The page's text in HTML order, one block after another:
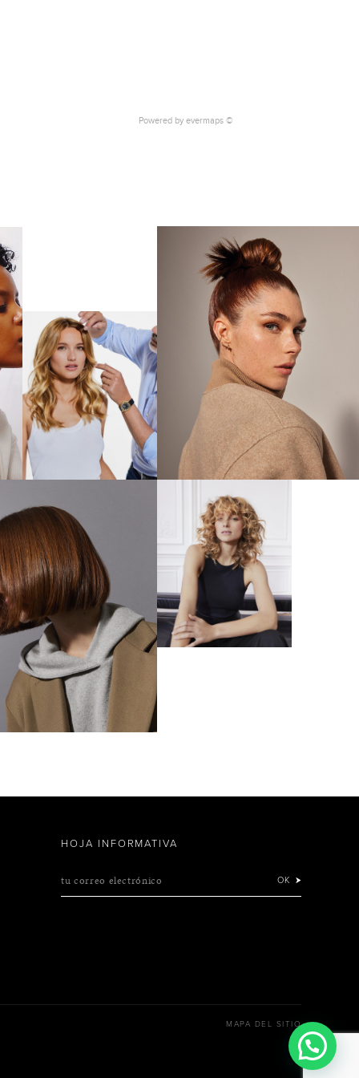
Powered by evermaps ©
HOJA INFORMATIVA
tu correo electrónico OK
MAPA DEL SITIO